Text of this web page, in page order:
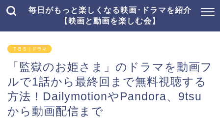
毎日がもっと楽しくなる映画･ドラマを紹介
【映画と動画を楽しむ会】
ＴＢＳ｜ドラマ
「監獄のお姫さま」のドラマを動画フ
ルで1話から最終回まで無料視聴する
方法！DailymotionやPandora、9tsu
から動画配信まで